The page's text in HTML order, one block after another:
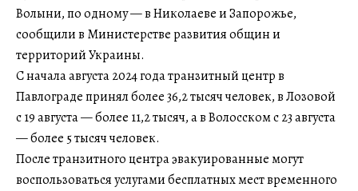
Волыни, по одному — в Николаеве и Запорожье,
сообщили в Министерстве развития общин и
территорий Украины.
С начала августа 2024 года транзитный центр в
Павлограде принял более 36,2 тысяч человек, в Лозовой
с 19 августа — более 11,2 тысяч, а в Волосском с 23 августа
— более 5 тысяч человек.
После транзитного центра эвакуированные могут
воспользоваться услугами бесплатных мест временного